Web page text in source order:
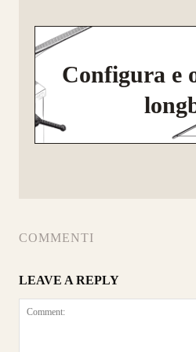
Configura e
COMMENTI
LEAVE A REPLY